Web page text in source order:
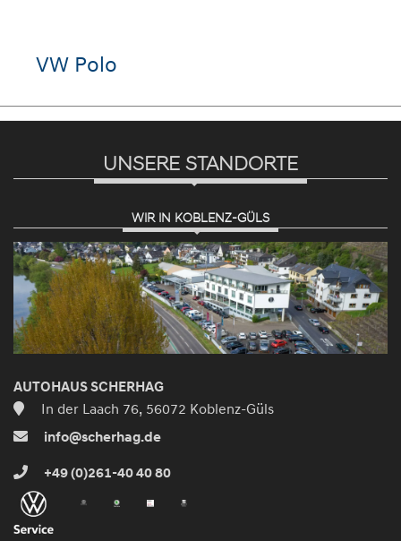
VW Polo
UNSERE STANDORTE
WIR IN KOBLENZ-GÜLS
AUTOHAUS SCHERHAG
In der Laach 76, 56072 Koblenz-Güls
info@scherhag.de
+49 (0)261-40 40 80